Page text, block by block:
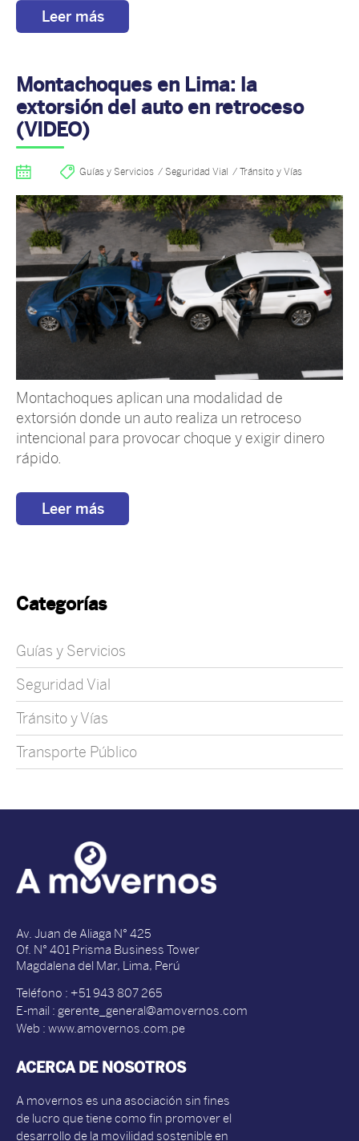
Leer más
Montachoques en Lima: la
extorsión del auto en retroceso
(VIDEO)
Guías y Servicios Seguridad Vial Tránsito y Vías
Montachoques aplican una modalidad de
extorsión donde un auto realiza un retroceso
intencional para provocar choque y exigir dinero
rápido.
Leer más
Categorías
Guías y Servicios
Seguridad Vial
Tránsito y Vías
Transporte Público
Av. Juan de Aliaga N° 425
Of. N° 401 Prisma Business Tower
Magdalena del Mar, Lima, Perú
Teléfono : +51 943 807 265
E-mail : gerente_general@amovernos.com
Web : www.amovernos.com.pe
ACERCA DE NOSOTROS
A movernos es una asociación sin fines
de lucro que tiene como fin promover el
desarrollo de la movilidad sostenible en